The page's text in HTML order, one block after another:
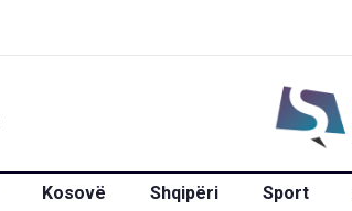
Kosovë Shqipëri Sport